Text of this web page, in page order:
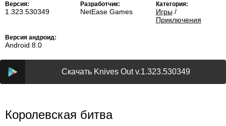
Версия:
1.323.530349
Разработчик:
NetEase Games
Категория:
Игры/
Приключения
Версия андроид:
Android 8.0
Скачать Knives Out v.1.323.530349
Королевская битва